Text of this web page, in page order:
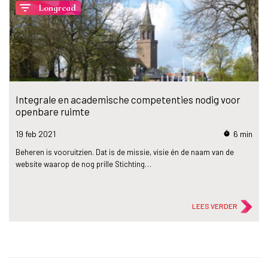
filter_list Longread
Integrale en academische competenties nodig voor
openbare ruimte
19 feb 2021 timer 6 min
Beheren is vooruitzien. Dat is de missie, visie én de naam van de
website waarop de nog prille Stichting…
LEES VERDER